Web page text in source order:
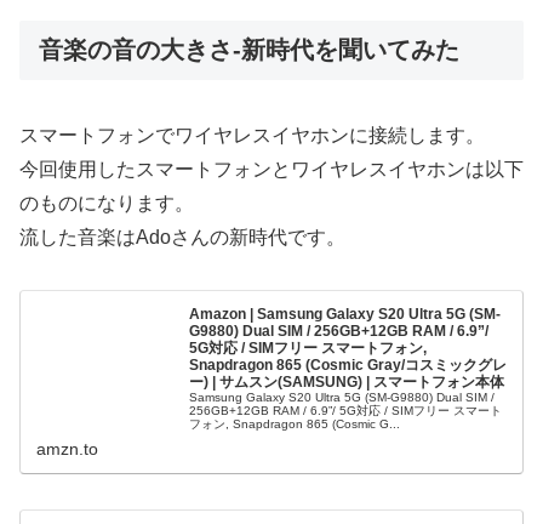
音楽の音の大きさ-新時代を聞いてみた
スマートフォンでワイヤレスイヤホンに接続します。
今回使用したスマートフォンとワイヤレスイヤホンは以下
のものになります。
流した音楽はAdoさんの新時代です。
Amazon | Samsung Galaxy S20 Ultra 5G (SM-
G9880) Dual SIM / 256GB+12GB RAM / 6.9”/
5G対応 / SIMフリー スマートフォン,
Snapdragon 865 (Cosmic Gray/コスミックグレ
ー) | サムスン(SAMSUNG) | スマートフォン本体
Samsung Galaxy S20 Ultra 5G (SM-G9880) Dual SIM /
256GB+12GB RAM / 6.9”/ 5G対応 / SIMフリー スマート
フォン, Snapdragon 865 (Cosmic G...
amzn.to